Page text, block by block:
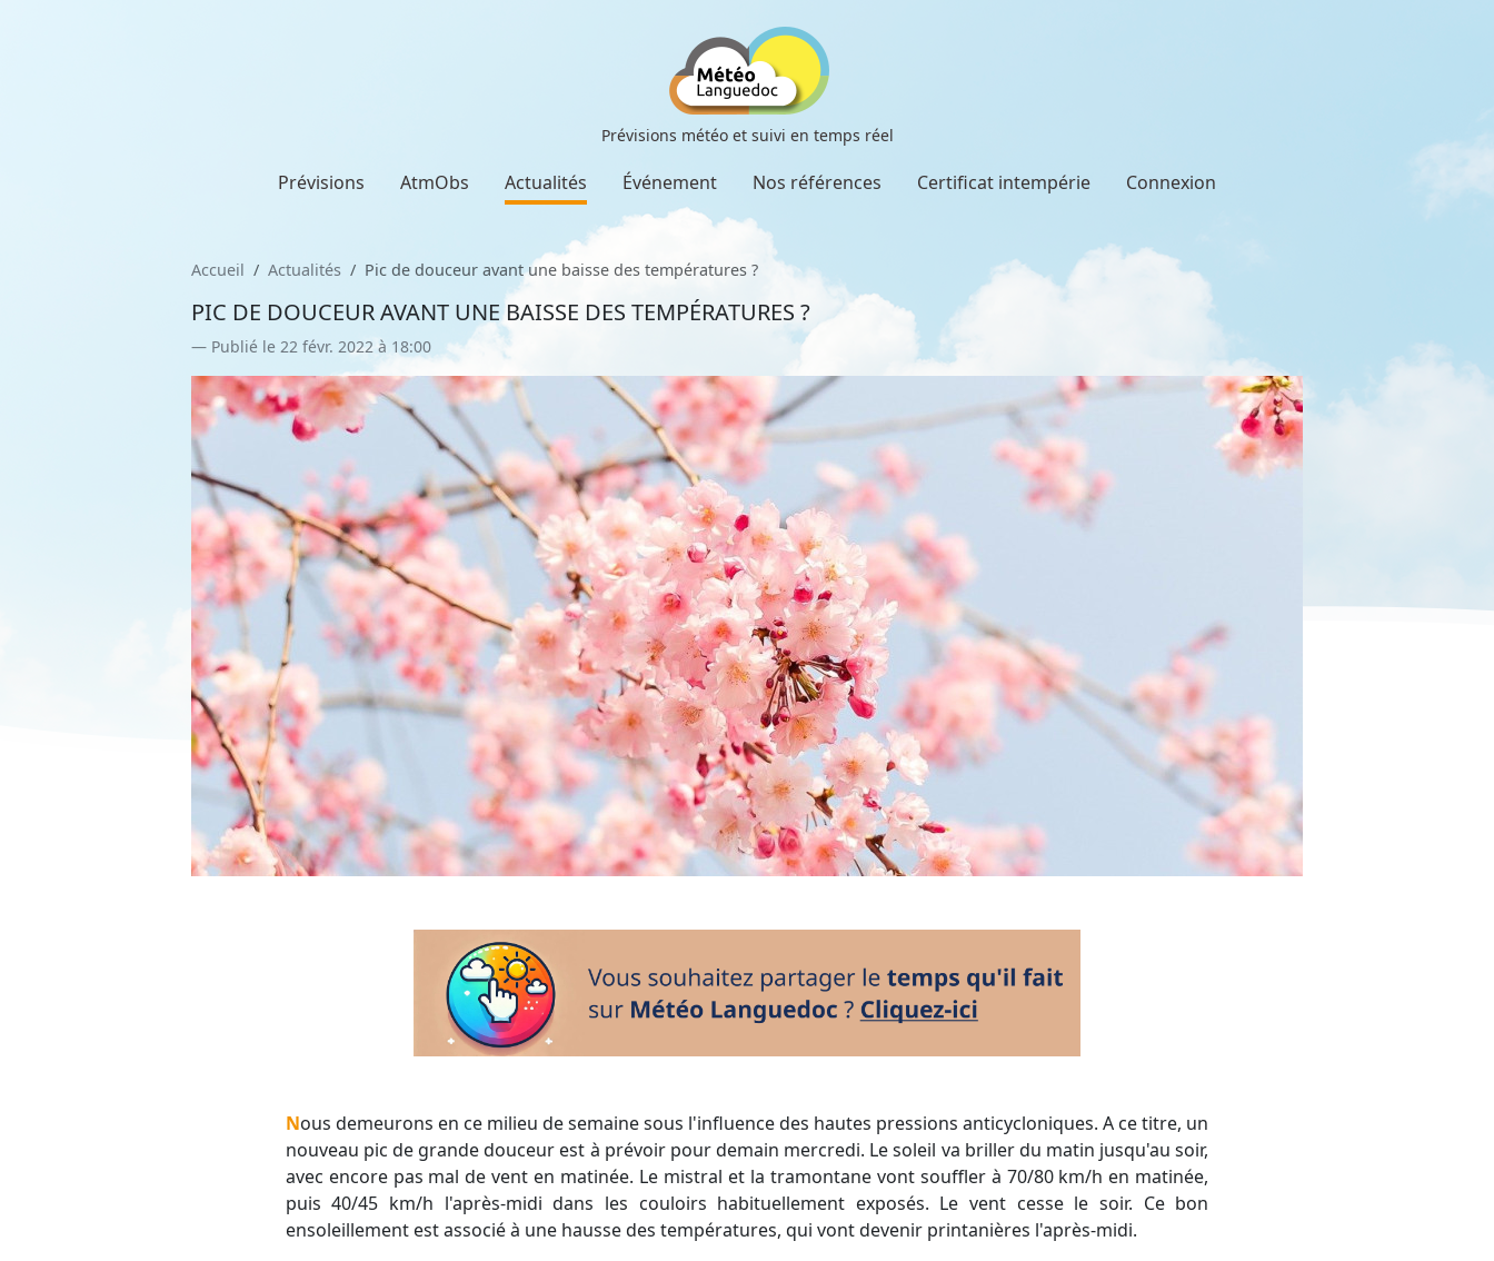
Prévisions météo et suivi en temps réel
Prévisions AtmObs Actualités Événement Nos références Certificat intempérie Connexion
Accueil Actualités Pic de douceur avant une baisse des températures ?
PIC DE DOUCEUR AVANT UNE BAISSE DES TEMPÉRATURES ?
Publié le 22 févr. 2022 à 18:00
Nous demeurons en ce milieu de semaine sous l'influence des hautes pressions anticycloniques. A ce titre, un
nouveau pic de grande douceur est à prévoir pour demain mercredi. Le soleil va briller du matin jusqu'au soir,
avec encore pas mal de vent en matinée. Le mistral et la tramontane vont souffler à 70/80 km/h en matinée,
puis 40/45 km/h l'après-midi dans les couloirs habituellement exposés. Le vent cesse le soir. Ce bon
ensoleillement est associé à une hausse des températures, qui vont devenir printanières l'après-midi.